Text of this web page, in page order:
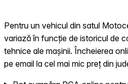
Pentru un vehicul din satul
variază în funcție de istoricul de
tehnice ale mașinii. Încheierea
pe email la cel mai mic preț din